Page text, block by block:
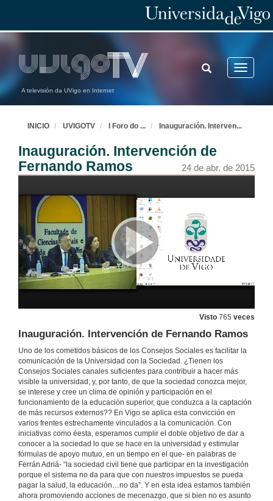
A televisión da UVigo en Internet
Toggle
TOGGLE
SEARCH
INICIO UVIGOTV I Foro do ... Inauguración. Interven...
Inauguración. Intervención de
Fernando Ramos
24 de abr. de 2015
Visto 765 veces
Inauguración. Intervención de Fernando Ramos
Uno de los cometidos básicos de los Consejos Sociales es facilitar la
comunicación de la Universidad con la Sociedad. ¿Tienen los
Consejos Sociales canales suficientes para contribuir a hacer más
visible la universidad, y, por tanto, de que la sociedad conozca mejor,
se interese y cree un clima de opinión y participación en el
funcionamiento de la educación superior, que conduzca a la captación
de más recursos externos?? En Vigo se aplica esta convicción en
varios frentes estrechamente vinculados a la comunicación. Con
iniciativas como éesta, esperamos cumplir el doble objetivo de dar a
conocer a la sociedad lo que se hace en la universidad y estimular
fórmulas de apoyo mutuo, en un tiempo en el que- en palabras de
Ferrán Adriá- “la sociedad civil tiene que participar en la investigación
porque el sistema no da para que con nuestros impuestos se pueda
pagar la salud, la educación…no da”. Y en esta idea estamos también
ahora promoviendo acciones de mecenazgo, que si bien no es asunto